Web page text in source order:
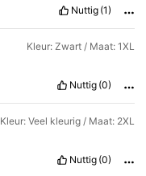
Nuttig (1)
Kleur: Zwart / Maat: 1XL
Nuttig (0)
Kleur: Veel kleurig / Maat: 2XL
Nuttig (0)